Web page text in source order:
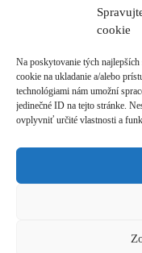
cookie
Na poskytovanie tých
cookie na ukladanie a/alebo
technológiami nám umožní
jedinečné ID na tejto stránke.
ovplyvniť určité vlastnosti a
77.00
© 2021 Akadémia Andyho
Všeobecné obchodné podmienky